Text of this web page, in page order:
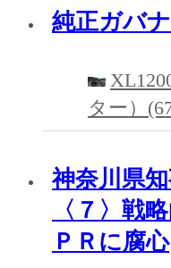
純正ガバ
ター）
神奈川県
〈７〉戦
ＰＲに腐心